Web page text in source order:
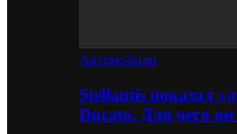
Автомобили
Stellantis показал
Ducato. Для чего